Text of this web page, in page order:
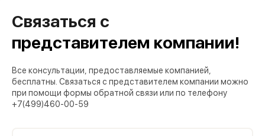
Связаться с
представителем компании!
Все консультации, предоставляемые компанией,
бесплатны. Связаться с представителем компании можно
при помощи формы обратной связи или по телефону
+7(499)460-00-59